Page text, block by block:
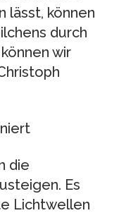
lässt, können
durch
wir
die
Es
Lichtwellen